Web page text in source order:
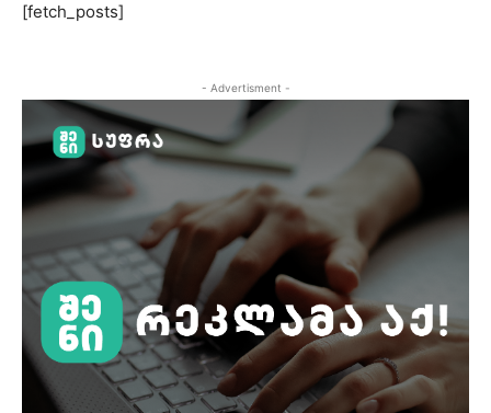
[fetch_posts]
- Advertisment -